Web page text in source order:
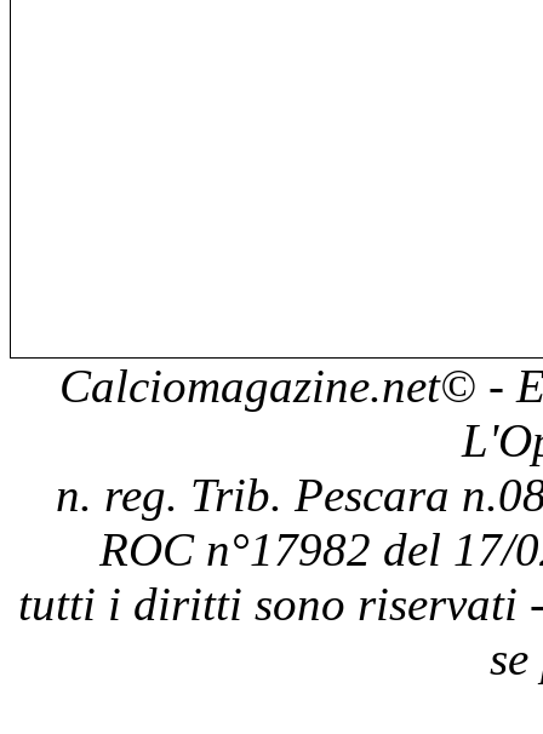
Calciomagazine.net© -
n. reg. Trib. Pescara
ROC n°17982 del 17/
tutti i diritti sono riservati